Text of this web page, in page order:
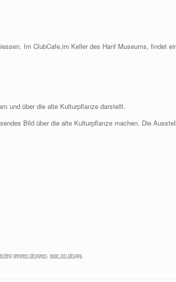
Im ClubCafe,im Keller des Hanf Museums, findet
und über die alte Kulturpflanze darstellt.
Bild über die alte Kulturpflanze machen. Die
krieg gegen drogen war on drugs